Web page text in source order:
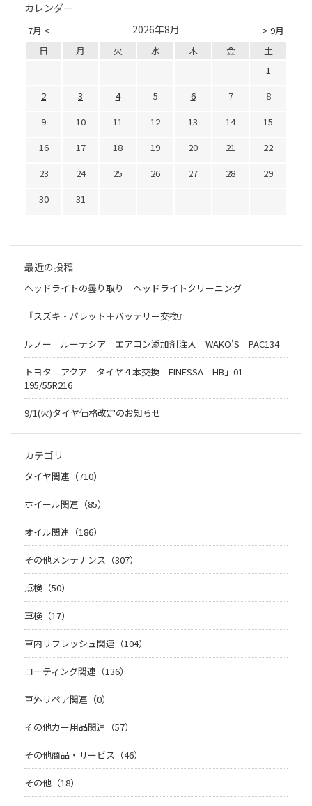
カレンダー
7月 < > 9月
2026年8月
日 月 火 水 木 金
土
1
2
3 4 5 6 7
8
9
10 11 12 13 14
15
16
17 18 19 20 21
22
23
24 25 26 27 28
29
30
31
最近の投稿
ヘッドライトの曇り取り ヘッドライトクリーニング
『スズキ・パレット＋バッテリー交換』
ルノー ルーテシア エアコン添加剤注入 WAKO’S PAC134
トヨタ アクア タイヤ４本交換 FINESSA HB」01
195/55R216
9/1(火)タイヤ価格改定のお知らせ
カテゴリ
タイヤ関連（710）
ホイール関連（85）
オイル関連（186）
その他メンテナンス（307）
点検（50）
車検（17）
車内リフレッシュ関連（104）
コーティング関連（136）
車外リペア関連（0）
その他カー用品関連（57）
その他商品・サービス（46）
その他（18）